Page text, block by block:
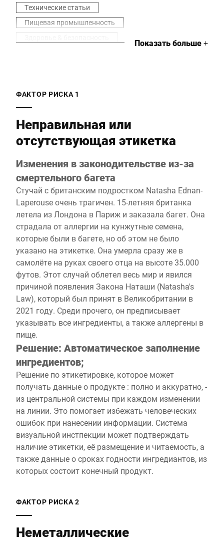
Технические статьи
Пищевая промышленность
Показать больше+
ФАКТОР РИСКА 1
Неправильная или
отсутствующая этикетка
Изменения в законодительстве из-за
смертельного багета
Стучай с британским подростком Natasha Ednan-
Laperouse очень трагичен. 15-летняя британка
летела из Лондона в Париж и заказала багет. Она
страдала от аллергии на кунжутные семена,
которые были в багете, но об этом не было
указано на этикетке. Она умерла сразу же в
самолёте на руках своего отца на высоте 35.000
футов. Этот случай облетел весь мир и явился
причиной появления Закона Наташи (Natasha's
Law), который был принят в Великобритании в
2021 году. Среди прочего, он предписывает
указывать все ингредиенты, а также аллергены в
пище.
Решение: Автоматическое заполнение
ингредиентов;
Решение по этикетировке, которое может
получать данные о продукте : полно и аккуратно, -
из центральной системы при каждом изменении
на линии. Это помогает избежать человеческих
ошибок при нанесении информации. Система
визуальной инстпекции может подтверждать
наличие этикетки, её размещение и читаемость, а
также данные о сроках годности ингредиантов, из
которых состоит конечный продукт.
ФАКТОР РИСКА 2
Неметаллические